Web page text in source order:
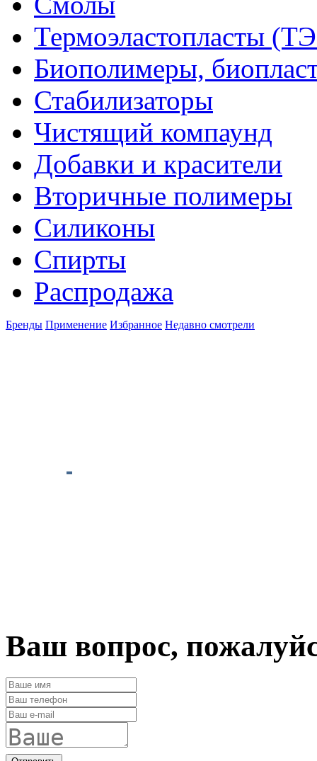
Термоэластопласты
Биополимеры,
Стабилизаторы
Чистящий компаунд
Добавки и красители
Вторичные полимеры
Силиконы
Спирты
Распродажа
Бренды Применение Избранное Недавно смотрели
Ваш вопрос,